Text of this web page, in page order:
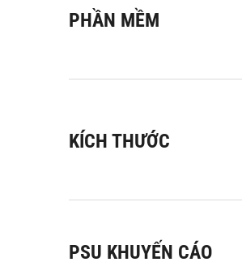
PHẦN MỀM
KÍCH THƯỚC
PSU KHUYẾN CÁO